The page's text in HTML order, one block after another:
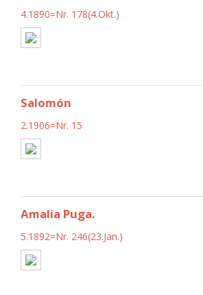
4.1890=Nr. 178(4.Okt.)
Salomón
2.1906=Nr. 15
Amalia Puga.
5.1892=Nr. 246(23.Jan.)